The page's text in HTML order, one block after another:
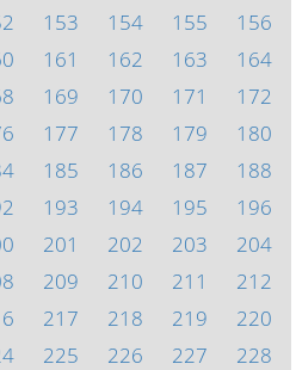
153 154 155
156
161 162 163
164
169 170 171
172
177 178 179
180
185 186 187
188
193 194 195
196
201 202 203
204
209 210 211
212
217 218 219
220
225 226 227
228